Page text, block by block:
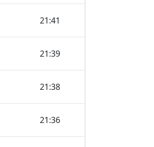
21:41
21:39
21:38
21:36